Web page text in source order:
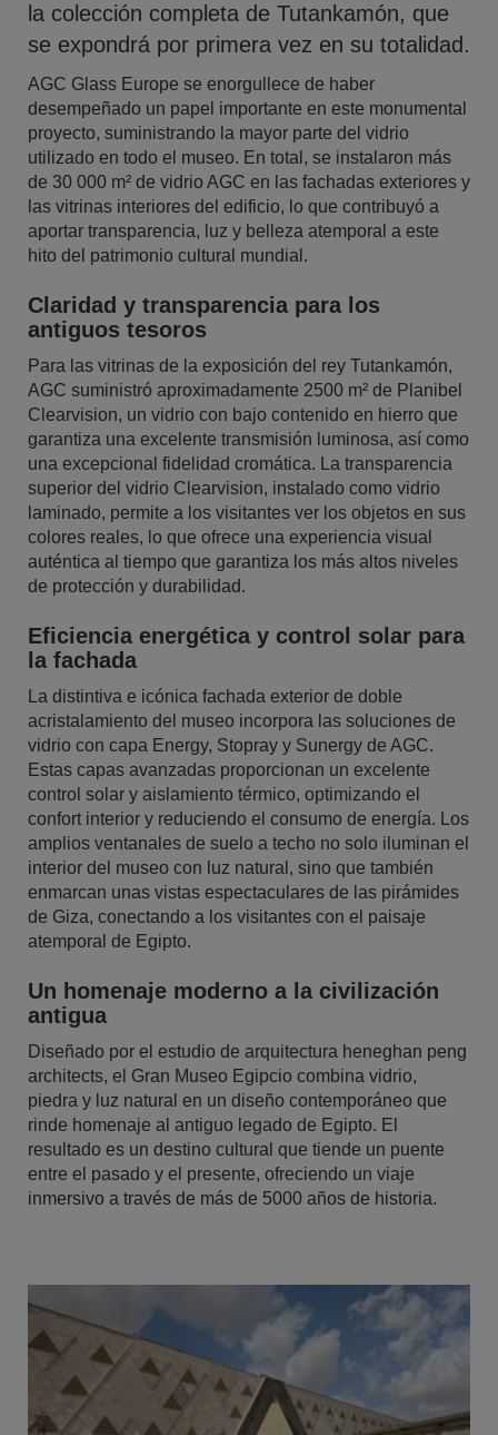
la colección completa de Tutankamón, que
se expondrá por primera vez en su totalidad.
AGC Glass Europe se enorgullece de haber
desempeñado un papel importante en este monumental
proyecto, suministrando la mayor parte del vidrio
utilizado en todo el museo. En total, se instalaron más
de 30 000 m² de vidrio AGC en las fachadas exteriores y
las vitrinas interiores del edificio, lo que contribuyó a
aportar transparencia, luz y belleza atemporal a este
hito del patrimonio cultural mundial.
Claridad y transparencia para los
antiguos tesoros
Para las vitrinas de la exposición del rey Tutankamón,
AGC suministró aproximadamente 2500 m² de Planibel
Clearvision, un vidrio con bajo contenido en hierro que
garantiza una excelente transmisión luminosa, así como
una excepcional fidelidad cromática. La transparencia
superior del vidrio Clearvision, instalado como vidrio
laminado, permite a los visitantes ver los objetos en sus
colores reales, lo que ofrece una experiencia visual
auténtica al tiempo que garantiza los más altos niveles
de protección y durabilidad.
Eficiencia energética y control solar para
la fachada
La distintiva e icónica fachada exterior de doble
acristalamiento del museo incorpora las soluciones de
vidrio con capa Energy, Stopray y Sunergy de AGC.
Estas capas avanzadas proporcionan un excelente
control solar y aislamiento térmico, optimizando el
confort interior y reduciendo el consumo de energía. Los
amplios ventanales de suelo a techo no solo iluminan el
interior del museo con luz natural, sino que también
enmarcan unas vistas espectaculares de las pirámides
de Giza, conectando a los visitantes con el paisaje
atemporal de Egipto.
Un homenaje moderno a la civilización
antigua
Diseñado por el estudio de arquitectura heneghan peng
architects, el Gran Museo Egipcio combina vidrio,
piedra y luz natural en un diseño contemporáneo que
rinde homenaje al antiguo legado de Egipto. El
resultado es un destino cultural que tiende un puente
entre el pasado y el presente, ofreciendo un viaje
inmersivo a través de más de 5000 años de historia.